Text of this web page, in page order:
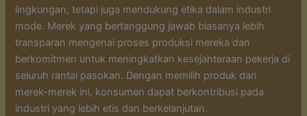
lingkungan, tetapi juga mendukung etika dalam industri
mode. Merek yang bertanggung jawab biasanya lebih
transparan mengenai proses produksi mereka dan
berkomitmen untuk meningkatkan kesejahteraan pekerja di
seluruh rantai pasokan. Dengan memilih produk dari
merek-merek ini, konsumen dapat berkontribusi pada
industri yang lebih etis dan berkelanjutan.